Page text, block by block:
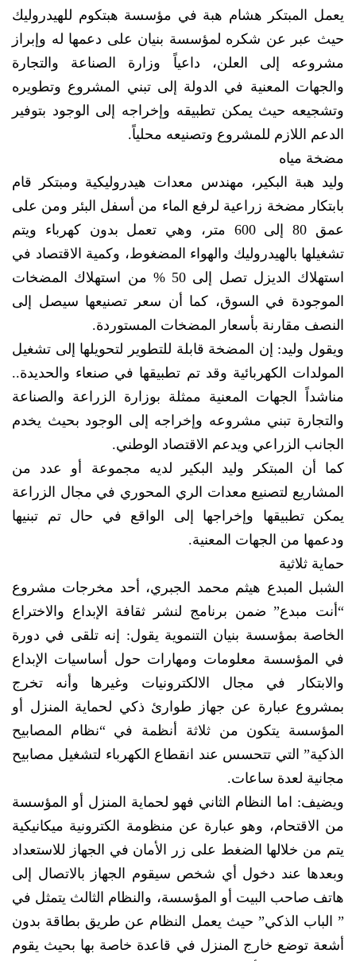
يعمل المبتكر هشام هبة في مؤسسة هبتكوم للهيدروليك
حيث عبر عن شكره لمؤسسة بنيان على دعمها له وإبراز
مشروعه إلى العلن، داعياً وزارة الصناعة والتجارة
والجهات المعنية في الدولة إلى تبني المشروع وتطويره
وتشجيعه حيث يمكن تطبيقه وإخراجه إلى الوجود بتوفير
الدعم اللازم للمشروع وتصنيعه محلياً.
مضخة مياه
وليد هبة البكير، مهندس معدات هيدروليكية ومبتكر قام
بابتكار مضخة زراعية لرفع الماء من أسفل البئر ومن على
عمق 80 إلى 600 متر، وهي تعمل بدون كهرباء ويتم
تشغيلها بالهيدروليك والهواء المضغوط، وكمية الاقتصاد في
استهلاك الديزل تصل إلى 50 % من استهلاك المضخات
الموجودة في السوق، كما أن سعر تصنيعها سيصل إلى
النصف مقارنة بأسعار المضخات المستوردة.
ويقول وليد: إن المضخة قابلة للتطوير لتحويلها إلى تشغيل
المولدات الكهربائية وقد تم تطبيقها في صنعاء والحديدة..
مناشداً الجهات المعنية ممثلة بوزارة الزراعة والصناعة
والتجارة تبني مشروعه وإخراجه إلى الوجود بحيث يخدم
الجانب الزراعي ويدعم الاقتصاد الوطني.
كما أن المبتكر وليد البكير لديه مجموعة أو عدد من
المشاريع لتصنيع معدات الري المحوري في مجال الزراعة
يمكن تطبيقها وإخراجها إلى الواقع في حال تم تبنيها
ودعمها من الجهات المعنية.
حماية ثلاثية
الشبل المبدع هيثم محمد الجبري، أحد مخرجات مشروع
“أنت مبدع” ضمن برنامج لنشر ثقافة الإبداع والاختراع
الخاصة بمؤسسة بنيان التنموية يقول: إنه تلقى في دورة
في المؤسسة معلومات ومهارات حول أساسيات الإبداع
والابتكار في مجال الالكترونيات وغيرها وأنه تخرج
بمشروع عبارة عن جهاز طوارئ ذكي لحماية المنزل أو
المؤسسة يتكون من ثلاثة أنظمة في “نظام المصابيح
الذكية” التي تتحسس عند انقطاع الكهرباء لتشغيل مصابيح
مجانية لعدة ساعات.
ويضيف: اما النظام الثاني فهو لحماية المنزل أو المؤسسة
من الاقتحام، وهو عبارة عن منظومة الكترونية ميكانيكية
يتم من خلالها الضغط على زر الأمان في الجهاز للاستعداد
وبعدها عند دخول أي شخص سيقوم الجهاز بالاتصال إلى
هاتف صاحب البيت أو المؤسسة، والنظام الثالث يتمثل في
” الباب الذكي” حيث يعمل النظام عن طريق بطاقة بدون
أشعة توضع خارج المنزل في قاعدة خاصة بها بحيث يقوم